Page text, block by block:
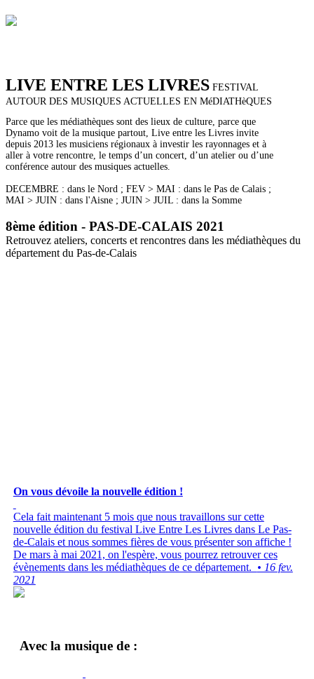
LIVE ENTRE LES LIVRES FESTIVAL
AUTOUR DES MUSIQUES ACTUELLES EN MéDIATHèQUES
Parce que les médiathèques sont des lieux de culture, parce que
Dynamo voit de la musique partout, Live entre les Livres invite
depuis 2013 les musiciens régionaux à investir les rayonnages et à
aller à votre rencontre, le temps d’un concert, d’un atelier ou d’une
conférence autour des musiques actuelles.
DECEMBRE : dans le Nord ; FEV > MAI : dans le Pas de Calais ;
MAI > JUIN : dans l'Aisne ; JUIN > JUIL : dans la Somme
8ème édition - PAS-DE-CALAIS 2021
Retrouvez ateliers, concerts et rencontres dans les médiathèques du
département du Pas-de-Calais
On vous dévoile la nouvelle édition !
Cela fait maintenant 5 mois que nous travaillons sur cette
nouvelle édition du festival Live Entre Les Livres dans Le Pas-
de-Calais et nous sommes fières de vous présenter son affiche !
De mars à mai 2021, on l'espère, vous pourrez retrouver ces
évènements dans les médiathèques de ce département. • 16 fev.
2021
Avec la musique de :